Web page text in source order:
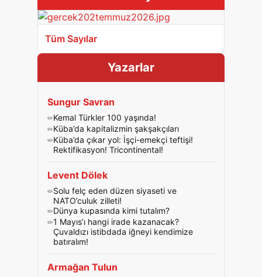
Tüm Sayılar
Yazarlar
Sungur Savran
Kemal Türkler 100 yaşında!
Küba’da kapitalizmin şakşakçıları
Küba’da çıkar yol: İşçi-emekçi teftişi!
Rektifikasyon! Tricontinental!
Levent Dölek
Solu felç eden düzen siyaseti ve
NATO’culuk zilleti!
Dünya kupasında kimi tutalım?
1 Mayıs’ı hangi irade kazanacak?
Çuvaldızı istibdada iğneyi kendimize
batıralım!
Armağan Tulun